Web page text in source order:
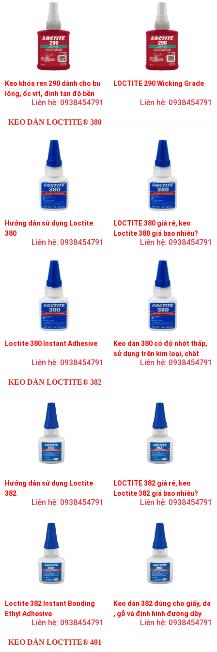
Keo khóa ren 290 dành cho bu
lông, ốc vít, đinh tán độ bền
trung bình, độ nhớt thấp
Liên hệ: 0938454791
LOCTITE 290 Wicking Grade
Liên hệ: 0938454791
KEO DÁN LOCTITE® 380
Hướng dẫn sử dụng Loctite
380
Liên hệ: 0938454791
LOCTITE 380 giá rẻ, keo
Loctite 380 giá bao nhiêu?
Liên hệ: 0938454791
Loctite 380 Instant Adhesive
Liên hệ: 0938454791
Keo dán 380 có độ nhớt thấp,
sử dụng trên kim loại, chất
đàn hồi và nhựaLiên hệ: 0938454791
KEO DÁN LOCTITE® 382
Hướng dẫn sử dụng Loctite
382
Liên hệ: 0938454791
LOCTITE 382 giá rẻ, keo
Loctite 382 giá bao nhiêu?
Liên hệ: 0938454791
Loctite 382 Instant Bonding
Ethyl Adhesive
Liên hệ: 0938454791
Keo dán 382 đùng cho giấy, da
, gỗ và định hình đường dây
trên bản mạchLiên hệ: 0938454791
KEO DÁN LOCTITE® 401